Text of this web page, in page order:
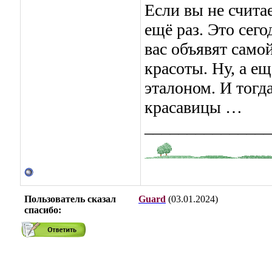
Если вы не
ещё раз. Это
вас объявят
красоты. Ну, а
эталоном. И
красавицы …
Пользователь сказал
cпасибо:
Guard (03.01.2024)